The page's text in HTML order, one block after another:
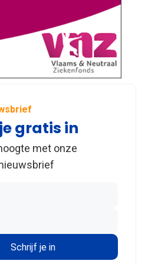
gratis in
met onze